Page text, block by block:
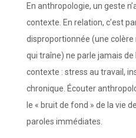
En anthropologie, un geste
contexte. En relation, c’est
disproportionnée (une
qui traîne) ne parle jamais
contexte : stress au travail,
chronique. Écouter
le « bruit de fond » de la vie
paroles immédiates.